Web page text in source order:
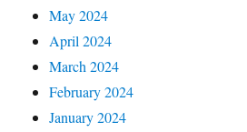
May 2024
April 2024
March 2024
February 2024
January 2024